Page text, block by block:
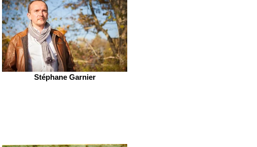
Stéphane Garnier